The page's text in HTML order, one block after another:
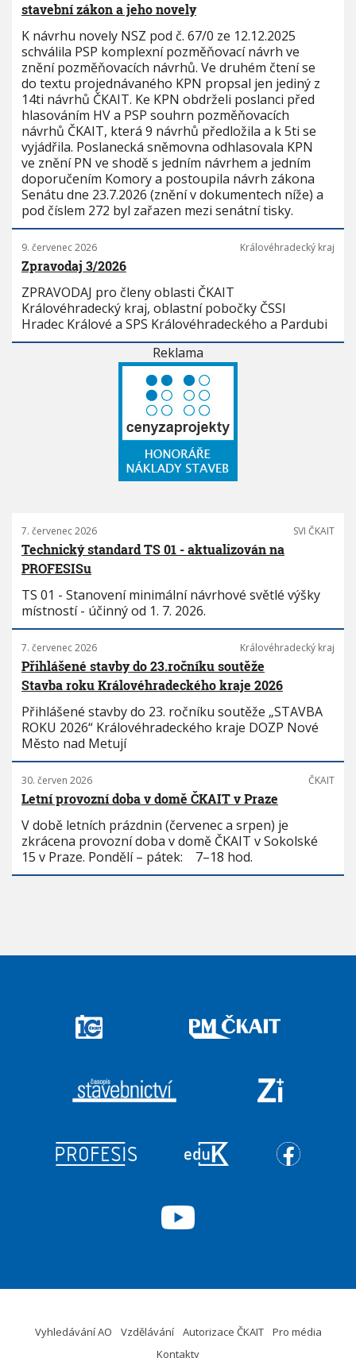
stavební zákon a jeho novely
K návrhu novely NSZ pod č. 67/0 ze 12.12.2025
schválila PSP komplexní pozměňovací návrh ve
znění pozměňovacích návrhů. Ve druhém čtení se
do textu projednávaného KPN propsal jen jediný z
14ti návrhů ČKAIT. Ke KPN obdrželi poslanci před
hlasováním HV a PSP souhrn pozměňovacích
návrhů ČKAIT, která 9 návrhů předložila a k 5ti se
vyjádřila. Poslanecká sněmovna odhlasovala KPN
ve znění PN ve shodě s jedním návrhem a jedním
doporučením Komory a postoupila návrh zákona
Senátu dne 23.7.2026 (znění v dokumentech níže) a
pod číslem 272 byl zařazen mezi senátní tisky.
9. červenec 2026 Královéhradecký kraj
Zpravodaj 3/2026
ZPRAVODAJ pro členy oblasti ČKAIT
Královéhradecký kraj, oblastní pobočky ČSSI
Hradec Králové a SPS Královéhradeckého a Pardubi
Reklama
7. červenec 2026 SVI ČKAIT
Technický standard TS 01 - aktualizován na
PROFESISu
TS 01 - Stanovení minimální návrhové světlé výšky
místností - účinný od 1. 7. 2026.
7. červenec 2026 Královéhradecký kraj
Přihlášené stavby do 23.ročníku soutěže
Stavba roku Královéhradeckého kraje 2026
Přihlášené stavby do 23. ročníku soutěže „STAVBA
ROKU 2026“ Královéhradeckého kraje DOZP Nové
Město nad Metují
30. červen 2026 ČKAIT
Letní provozní doba v domě ČKAIT v Praze
V době letních prázdnin (červenec a srpen) je
zkrácena provozní doba v domě ČKAIT v Sokolské
15 v Praze. Pondělí – pátek: 7–18 hod.
Vyhledávání AO Vzdělávání Autorizace ČKAIT
Pro média
Kontakty